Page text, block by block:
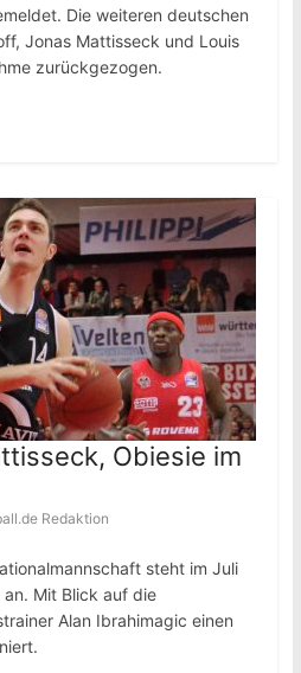
Die weiteren deutschen
Jonas Mattisseck und Louis
zurückgezogen.
Obiesie im
Redaktion
steht im Juli
Mit Blick auf die
Alan Ibrahimagic einen